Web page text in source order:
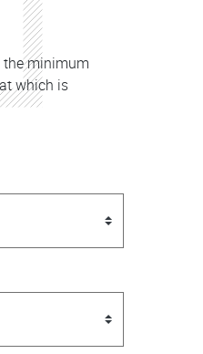
the minimum
which is